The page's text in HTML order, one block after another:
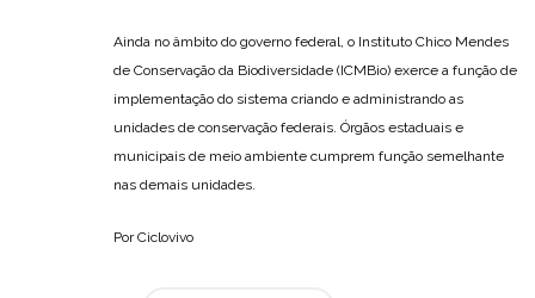
Ainda no âmbito do governo federal, o Instituto Chico Mendes
de Conservação da Biodiversidade (ICMBio) exerce a função de
implementação do sistema criando e administrando as
unidades de conservação federais. Órgãos estaduais e
municipais de meio ambiente cumprem função semelhante
nas demais unidades.
Por Ciclovivo